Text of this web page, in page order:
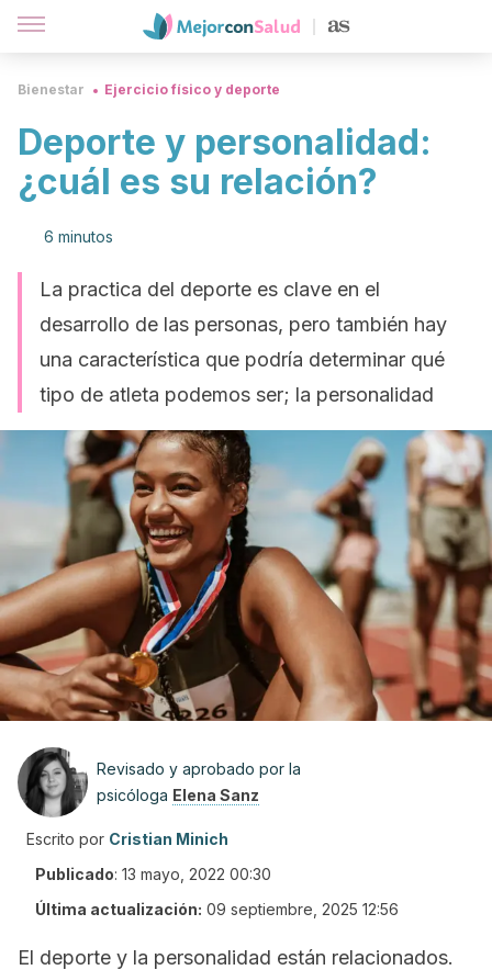
Bienestar Ejercicio físico y deporte
Deporte y personalidad:
¿cuál es su relación?
6 minutos
La practica del deporte es clave en el
desarrollo de las personas, pero también hay
una característica que podría determinar qué
tipo de atleta podemos ser; la personalidad
Revisado y aprobado por la
psicóloga Elena Sanz
Escrito por Cristian Minich
Publicado: 13 mayo, 2022 00:30
Última actualización: 09 septiembre, 2025 12:56
El deporte y la personalidad están relacionados.